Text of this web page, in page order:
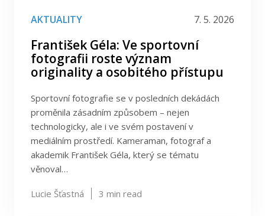
AKTUALITY 7. 5. 2026
František Géla: Ve sportovní
fotografii roste význam
originality a osobitého přístupu
Sportovní fotografie se v posledních dekádách
proměnila zásadním způsobem – nejen
technologicky, ale i ve svém postavení v
mediálním prostředí. Kameraman, fotograf a
akademik František Géla, který se tématu
věnoval…
Lucie Šťastná 3 min read